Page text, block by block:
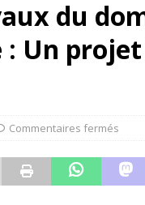
du
: Un
Commentaires fermés